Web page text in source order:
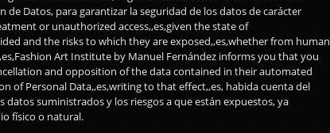
de Datos, para garantizar la seguridad de los datos de carácter
or unauthorized access,,es,given the state of
and the risks to which they are exposed,,es,whether from human
Art Institute by Manuel Fernández informs you that you
and opposition of the data contained in their automated
of Personal Data,,es,writing to that effect,,es, habida cuenta del
datos suministrados y los riesgos a que están expuestos, ya
físico o natural.